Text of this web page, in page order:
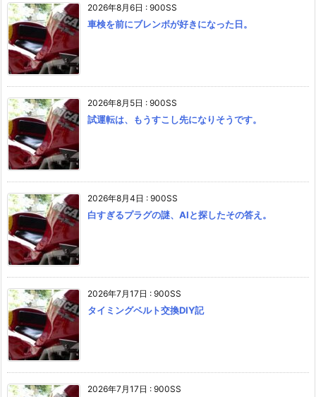
2026年8月6日 : 900SS
車検を前にブレンボが好きになった日。
2026年8月5日 : 900SS
試運転は、もうすこし先になりそうです。
2026年8月4日 : 900SS
白すぎるプラグの謎、AIと探したその答え。
2026年7月17日 : 900SS
タイミングベルト交換DIY記
2026年7月17日 : 900SS